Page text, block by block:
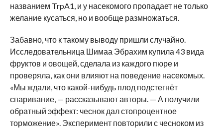
названием TrpA1, и у насекомого пропадает не только
желание кусаться, но и вообще размножаться.
Забавно, что к такому выводу пришли случайно.
Исследовательница Шимаа Эбрахим купила 43 вида
фруктов и овощей, сделала из каждого пюре и
проверяла, как они влияют на поведение насекомых.
«Мы ждали, что какой-нибудь плод подстегнёт
спаривание, — рассказывают авторы. — А получили
обратный эффект: чеснок дал стопроцентное
торможение». Эксперимент повторили с чесноком из